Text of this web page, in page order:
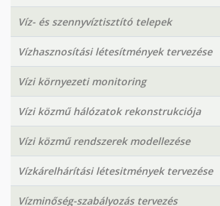
Víz- és szennyvíztisztító telepek
Vízhasznosítási létesítmények tervezése
Vízi környezeti monitoring
Vízi közmű hálózatok rekonstrukciója
Vízi közmű rendszerek modellezése
Vízkárelhárítási létesitmények tervezése
Vízminőség-szabályozás tervezés